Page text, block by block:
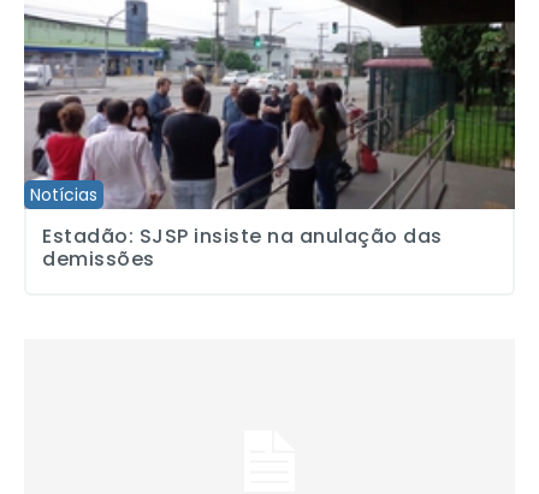
Notícias
Estadão: SJSP insiste na anulação das
demissões